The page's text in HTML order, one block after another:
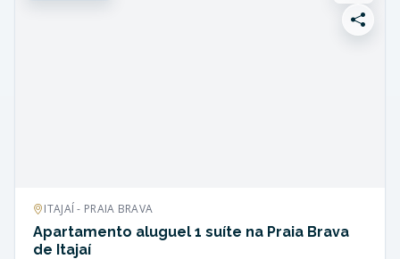
ITAJAÍ - PRAIA BRAVA
Apartamento aluguel 1 suíte na Praia Brava
de Itajaí